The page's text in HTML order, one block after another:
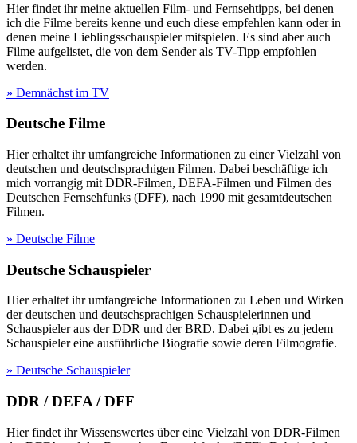
Hier findet ihr meine aktuellen Film- und Fernsehtipps, bei denen
ich die Filme bereits kenne und euch diese empfehlen kann oder in
denen meine Lieblingsschauspieler mitspielen. Es sind aber auch
Filme aufgelistet, die von dem Sender als TV-Tipp empfohlen
werden.
» Demnächst im TV
Deutsche Filme
Hier erhaltet ihr umfangreiche Informationen zu einer Vielzahl von
deutschen und deutschsprachigen Filmen. Dabei beschäftige ich
mich vorrangig mit DDR-Filmen, DEFA-Filmen und Filmen des
Deutschen Fernsehfunks (DFF), nach 1990 mit gesamtdeutschen
Filmen.
» Deutsche Filme
Deutsche Schauspieler
Hier erhaltet ihr umfangreiche Informationen zu Leben und Wirken
der deutschen und deutschsprachigen Schauspielerinnen und
Schauspieler aus der DDR und der BRD. Dabei gibt es zu jedem
Schauspieler eine ausführliche Biografie sowie deren Filmografie.
» Deutsche Schauspieler
DDR / DEFA / DFF
Hier findet ihr Wissenswertes über eine Vielzahl von DDR-Filmen